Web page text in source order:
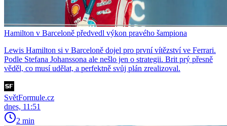
Hamilton v Barceloně předvedl výkon pravého šampiona
Lewis Hamilton si v Barceloně dojel pro první vítězství ve Ferrari.
Podle Stefana Johanssona ale nešlo jen o strategii. Brit prý přesně
věděl, co musí udělat, a perfektně svůj plán zrealizoval.
SvětFormule.cz
dnes, 11:51
2 min